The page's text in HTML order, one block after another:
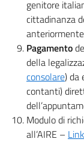
genitore
cittadinanza
Pagamento
della
consolare) da
contanti)
Modulo di
all’AIRE –